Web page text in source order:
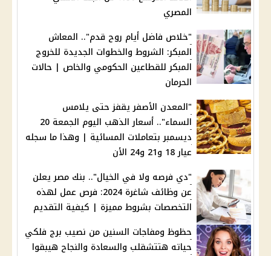
المصري
"خلاص فاضل أيام روح قدم".. المعاش
المبكر: الشروط والخطوات الجديدة للخروج
المبكر للقطاعين الحكومي والخاص | حالات
الحرمان
"المعدن الأصفر يقفز حتى يلامس
السماء".. أسعار الذهب اليوم الجمعة 20
ديسمبر بتعاملات المسائية | وهذا ما سجله
عيار 18 و21 و24 الأن
"دي فرصه ولا في الخيال".. بنك مصر يعلن
عن وظائف شاغرة 2024: فرص عمل لهذه
التخصصات بشروط مميزة | كيفية التقديم
حظوظ ومفاجات السنين من نصيب برج فلكي
حياته هتتشقلب والسعادة والنجاح هيبقوا